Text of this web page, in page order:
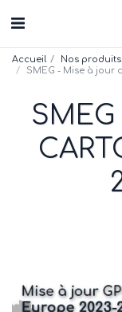
Accueil
Nos produits
SMEG - Mise à jour